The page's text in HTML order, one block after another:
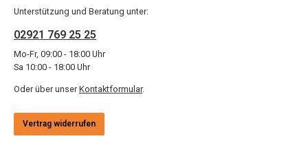
Unterstützung und Beratung unter:
02921 769 25 25
Mo-Fr, 09:00 - 18:00 Uhr
Sa 10:00 - 18:00 Uhr
Oder über unser Kontaktformular.
Vertrag widerrufen